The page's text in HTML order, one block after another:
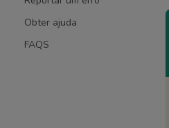
Obter ajuda
FAQS